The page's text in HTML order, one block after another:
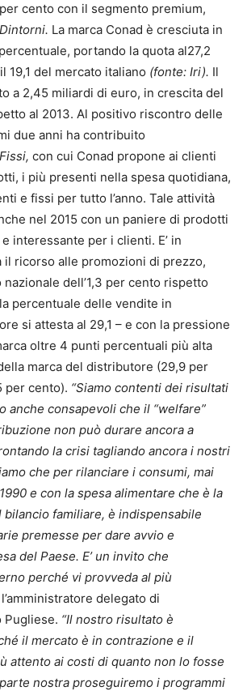
cento con il segmento premium,
La marca Conad è cresciuta in
portando la quota al27,2
19,1 del mercato italiano (fonte: Iri). Il
a 2,45 miliardi di euro, in crescita del
al 2013. Al positivo riscontro delle
due anni ha contribuito
con cui Conad propone ai clienti
i più presenti nella spesa quotidiana,
e fissi per tutto l’anno. Tale attività
nel 2015 con un paniere di prodotti
interessante per i clienti. E’ in
il ricorso alle promozioni di prezzo,
dell’1,3 per cento rispetto
percentuale delle vendite in
si attesta al 29,1 – e con la pressione
oltre 4 punti percentuali più alta
marca del distributore (29,9 per
per cento). “Siamo contenti dei risultati
anche consapevoli che il “welfare”
non può durare ancora a
la crisi tagliando ancora i nostri
che per rilanciare i consumi, mai
e con la spesa alimentare che è la
bilancio familiare, è indispensabile
premesse per dare avvio e
del Paese. E’ un invito che
perché vi provveda al più
delegato di
Pugliese. “Il nostro risultato è
il mercato è in contrazione e il
attento ai costi di quanto non lo fosse
nostra proseguiremo i programmi